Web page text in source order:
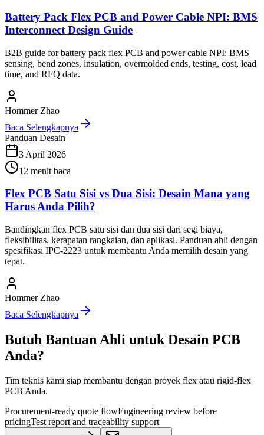
Battery Pack Flex PCB and Power Cable NPI: BMS
Interconnect Design Guide
B2B guide for battery pack flex PCB and power cable NPI: BMS
sensing, bend zones, insulation, overmolded ends, testing, cost, lead
time, and RFQ data.
Hommer Zhao
Baca Selengkapnya
Panduan Desain
3 April 2026
12 menit baca
Flex PCB Satu Sisi vs Dua Sisi: Desain Mana yang
Harus Anda Pilih?
Bandingkan flex PCB satu sisi dan dua sisi dari segi biaya,
fleksibilitas, kerapatan rangkaian, dan aplikasi. Panduan ahli dengan
spesifikasi IPC-2223 untuk membantu Anda memilih desain yang
tepat.
Hommer Zhao
Baca Selengkapnya
Butuh Bantuan Ahli untuk Desain PCB
Anda?
Tim teknis kami siap membantu dengan proyek flex atau rigid-flex
PCB Anda.
Procurement-ready quote flowEngineering review before
pricingTest report and traceability support